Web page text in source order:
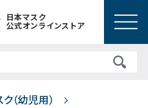
日本マスク
公式オンラインストア
（幼児用）